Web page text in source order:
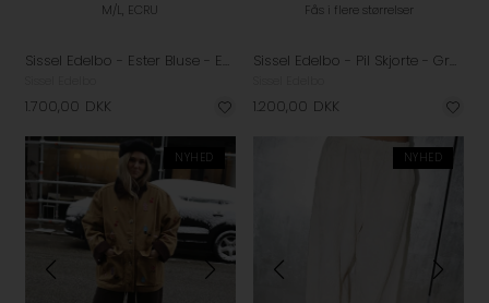
M/L, ECRU
Sissel Edelbo - Ester Bluse - Ecru
1.700,00 DKK
Fås i flere størrelser
Sissel Edelbo - Pil Skjorte - Green Stripes
1.200,00 DKK
NYHED NYHED